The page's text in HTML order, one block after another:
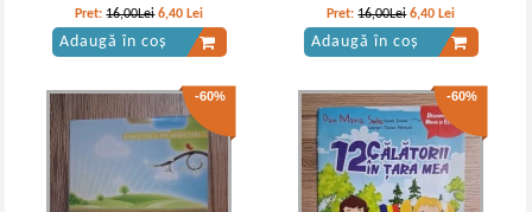
Pret:16,00Lei 6,40 Lei
Adaugă în coș
Pret:16,00Lei 6,40 Lei
Adaugă în coș
-60% -60%